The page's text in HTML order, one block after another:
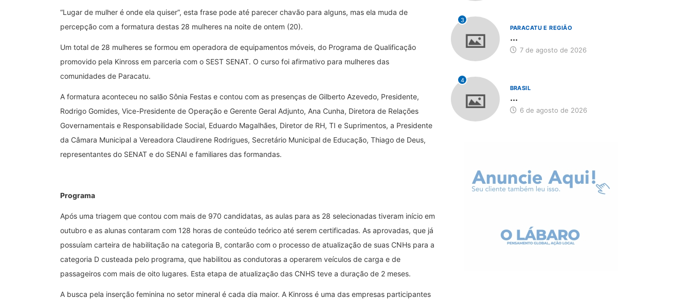
“Lugar de mulher é onde ela quiser”, esta frase pode até parecer chavão para alguns, mas ela muda de
percepção com a formatura destas 28 mulheres na noite de ontem (20).
Um total de 28 mulheres se formou em operadora de equipamentos móveis, do Programa de Qualificação
promovido pela Kinross em parceria com o SEST SENAT. O curso foi afirmativo para mulheres das
comunidades de Paracatu.
A formatura aconteceu no salão Sônia Festas e contou com as presenças de Gilberto Azevedo, Presidente,
Rodrigo Gomides, Vice-Presidente de Operação e Gerente Geral Adjunto, Ana Cunha, Diretora de Relações
Governamentais e Responsabilidade Social, Eduardo Magalhães, Diretor de RH, TI e Suprimentos, a Presidente
da Câmara Municipal a Vereadora Claudirene Rodrigues, Secretário Municipal de Educação, Thiago de Deus,
representantes do SENAT e do SENAI e familiares das formandas.
Programa
Após uma triagem que contou com mais de 970 candidatas, as aulas para as 28 selecionadas tiveram início em
outubro e as alunas contaram com 128 horas de conteúdo teórico até serem certificadas. As aprovadas, que já
possuíam carteira de habilitação na categoria B, contarão com o processo de atualização de suas CNHs para a
categoria D custeada pelo programa, que habilitou as condutoras a operarem veículos de carga e de
passageiros com mais de oito lugares. Esta etapa de atualização das CNHS teve a duração de 2 meses.
A busca pela inserção feminina no setor mineral é cada dia maior. A Kinross é uma das empresas participantes
3
PARACATU E REGIÃO
...
7 de agosto de 2026
4
BRASIL
...
6 de agosto de 2026